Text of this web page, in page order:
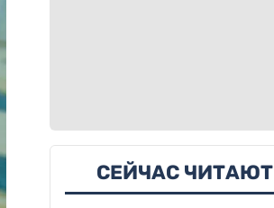
СЕЙЧАС ЧИТАЮТ